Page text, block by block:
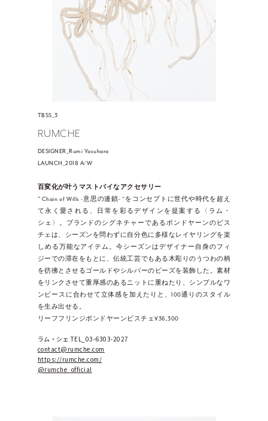
TBSS_3
RUMCHE
DESIGNER_Rumi Yasuhara
LAUNCH_2018 A/W
百変化が叶うマストバイなアクセサリー
” Chain of Wills -意思の連鎖- “をコンセプトに世代や時代を超え
て永く愛される、日常を彩るデザインを提案する〈ラム・
シェ〉。ブランドのシグネチャーであるボンドヤーンのビス
チェは、シーズンを問わずに自分色に多様なレイヤリングを楽
しめる万能なアイテム。今シーズンはデザイナー自身のフィ
ジーでの滞在をもとに、伝統工芸でもある木彫りのうつわの柄
を彷彿とさせるゴールドやシルバーのビーズを装飾した。素材
をリンクさせて重厚感のあるニットに重ねたり、シンプルなワ
ンピースに合わせて立体感を加えたりと、100通りのスタイル
を生み出せる。
リーフフリンジボンドヤーンビスチェ¥36,300
ラム・シェ TEL_03-6303-2027
contact@rumche.com
https://rumche.com/
@rumche_official